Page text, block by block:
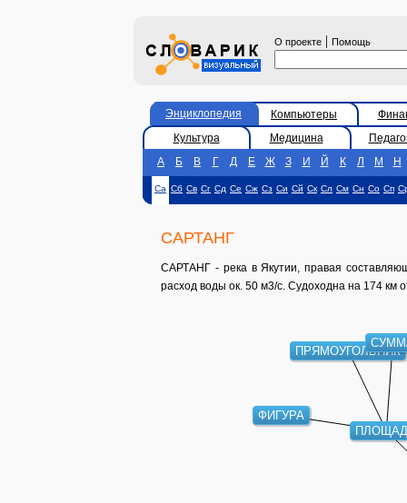
О проекте | Помощь
Энциклопедия Компьютеры
Культура
Медицина
А
Б В Г Д Е Ж З И Й К Л М Н
Са Сб Св Сг Сд Се Сж Сз Си Сй Ск Сл См Сн Со Сп
САРТАНГ
САРТАНГ - река в Якутии, правая
расход воды ок. 50 м3/с. Судоходна на 174 км
ПРЯМОУГОЛЬНИК
ФИГУРА